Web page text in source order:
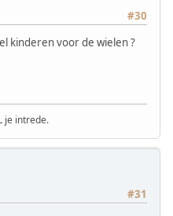
#30
kinderen voor de wielen ?
je intrede.
#31